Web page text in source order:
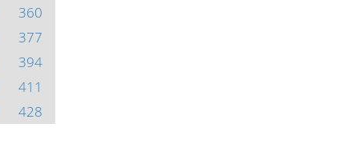
360
377
394
411
428